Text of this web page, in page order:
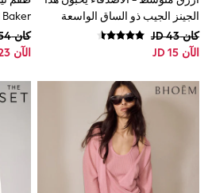
All Clothing
Cardigans & Knitwear
Coats & Pramsuits
Leggings
Occasionwear
Sets & Outfits
Shorts
Swimwear
Socks & Tights
Tops & T-Shirts
Trousers & Joggers
الجينز الجيب ذو الساق الواسعة
كان JD 43
الآن JD 15
Baker
كان JD 48 - JD 54
الآن JD 21 - JD 23